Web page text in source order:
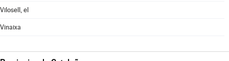
Vilosell, el
Vinaixa